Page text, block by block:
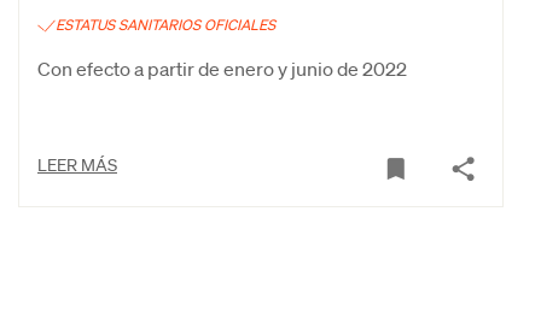
ESTATUS SANITARIOS OFICIALES
Con efecto a partir de enero y junio de 2022
LEER MÁS